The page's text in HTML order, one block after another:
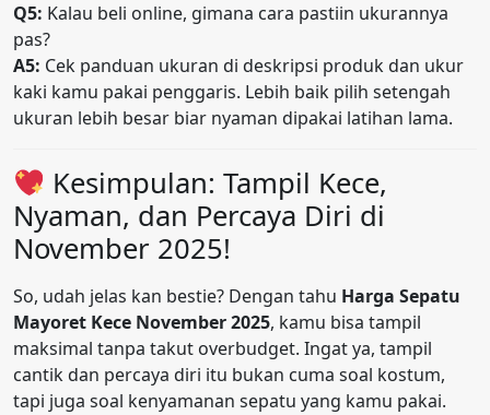
Q5: Kalau beli online, gimana cara pastiin ukurannya
pas?
A5: Cek panduan ukuran di deskripsi produk dan ukur
kaki kamu pakai penggaris. Lebih baik pilih setengah
ukuran lebih besar biar nyaman dipakai latihan lama.
Kesimpulan: Tampil Kece,
Nyaman, dan Percaya Diri di
November 2025!
So, udah jelas kan bestie? Dengan tahu Harga Sepatu
Mayoret Kece November 2025, kamu bisa tampil
maksimal tanpa takut overbudget. Ingat ya, tampil
cantik dan percaya diri itu bukan cuma soal kostum,
tapi juga soal kenyamanan sepatu yang kamu pakai.